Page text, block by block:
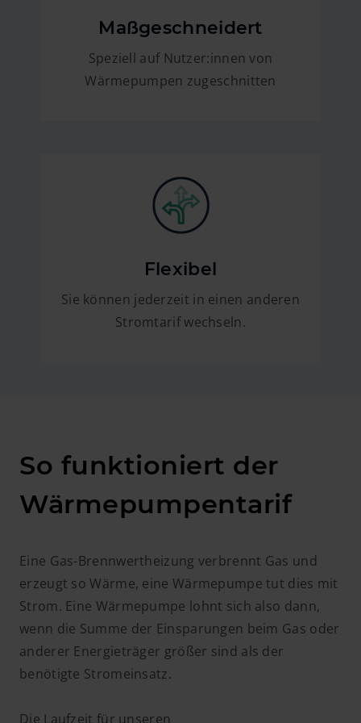
Maßgeschneidert
Speziell auf Nutzer:innen von
Wärmepumpen zugeschnitten
Flexibel
Sie können jederzeit in einen anderen
Stromtarif wechseln.
So funktioniert der
Wärmepumpentarif
Eine Gas-Brennwertheizung verbrennt Gas und
erzeugt so Wärme, eine Wärmepumpe tut dies mit
Strom. Eine Wärmepumpe lohnt sich also dann,
wenn die Summe der Einsparungen beim Gas oder
anderer Energieträger größer sind als der
benötigte Stromeinsatz.
Die Laufzeit für unseren